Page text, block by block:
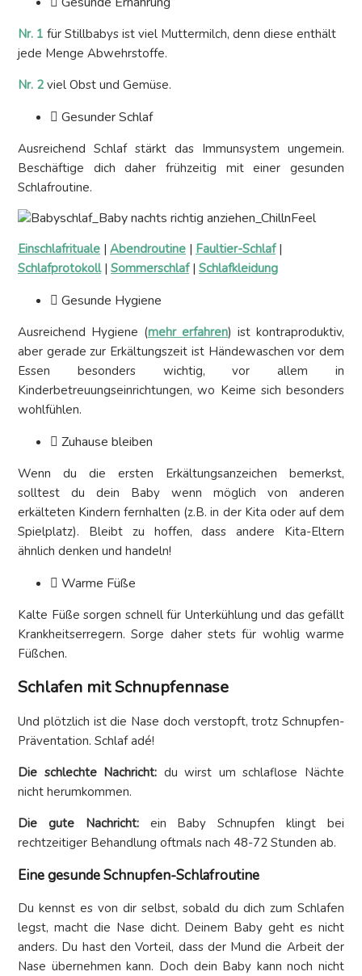
Nr. 1 für Stillbabys ist viel Muttermilch, denn diese enthält
jede Menge Abwehrstoffe.
Nr. 2 viel Obst und Gemüse.
Gesunder Schlaf
Ausreichend Schlaf stärkt das Immunsystem ungemein.
Beschäftige dich daher frühzeitig mit einer gesunden
Schlafroutine.
Einschlafrituale | Abendroutine | Faultier-Schlaf|
Schlafprotokoll| Sommerschlaf| Schlafkleidung
Gesunde Hygiene
Ausreichend Hygiene (mehr erfahren) ist kontraproduktiv,
aber gerade zur Erkältungszeit ist Händewaschen vor dem
Essen besonders wichtig, vor allem in
Kinderbetreuungseinrichtungen, wo Keime sich besonders
wohlfühlen.
Zuhause bleiben
Wenn du die ersten Erkältungsanzeichen bemerkst,
solltest du dein Baby wenn möglich von anderen
erkälteten Kindern fernhalten (z.B. in der Kita oder auf dem
Spielplatz). Bleibt zu hoffen, dass andere Kita-Eltern
ähnlich denken und handeln!
Warme Füße
Kalte Füße sorgen schnell für Unterkühlung und das gefällt
Krankheitserregern. Sorge daher stets für wohlig warme
Füßchen.
Schlafen mit Schnupfennase
Und plötzlich ist die Nase doch verstopft, trotz Schnupfen-
Präventation. Schlaf adé!
Die schlechte Nachricht: du wirst um schlaflose Nächte
nicht herumkommen.
Die gute Nachricht:ein Baby Schnupfen klingt bei
rechtzeitiger Behandlung oftmals nach 48-72 Stunden ab.
Eine gesunde Schnupfen-Schlafroutine
Du kennst es von dir selbst, sobald du dich zum Schlafen
legst, macht die Nase dicht. Deinem Baby geht es nicht
anders. Du hast den Vorteil, dass der Mund die Arbeit der
Nase übernehmen kann. Doch dein Baby kann noch nicht